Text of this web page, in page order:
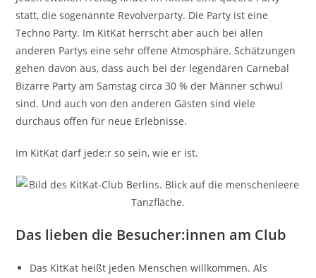
statt, die sogenannte Revolverparty. Die Party ist eine
Techno Party. Im KitKat herrscht aber auch bei allen
anderen Partys eine sehr offene Atmosphäre. Schätzungen
gehen davon aus, dass auch bei der legendären Carnebal
Bizarre Party am Samstag circa 30 % der Männer schwul
sind. Und auch von den anderen Gästen sind viele
durchaus offen für neue Erlebnisse.
Im KitKat darf jede:r so sein, wie er ist.
Das lieben die Besucher:innen am Club
Das KitKat heißt jeden Menschen willkommen. Als